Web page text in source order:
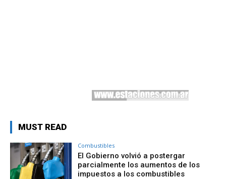
MUST READ
Combustibles
El Gobierno volvió a postergar
parcialmente los aumentos de los
impuestos a los combustibles